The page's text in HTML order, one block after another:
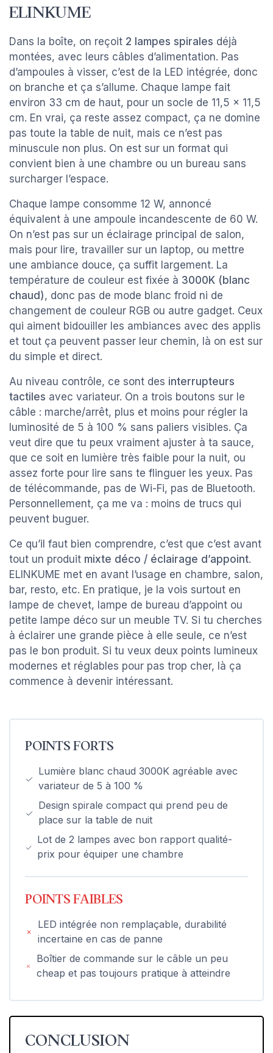
ELINKUME
Dans la boîte, on reçoit 2 lampes spirales déjà
montées, avec leurs câbles d’alimentation. Pas
d’ampoules à visser, c’est de la LED intégrée, donc
on branche et ça s’allume. Chaque lampe fait
environ 33 cm de haut, pour un socle de 11,5 x 11,5
cm. En vrai, ça reste assez compact, ça ne domine
pas toute la table de nuit, mais ce n’est pas
minuscule non plus. On est sur un format qui
convient bien à une chambre ou un bureau sans
surcharger l’espace.
Chaque lampe consomme 12 W, annoncé
équivalent à une ampoule incandescente de 60 W.
On n’est pas sur un éclairage principal de salon,
mais pour lire, travailler sur un laptop, ou mettre
une ambiance douce, ça suffit largement. La
température de couleur est fixée à 3000K (blanc
chaud), donc pas de mode blanc froid ni de
changement de couleur RGB ou autre gadget. Ceux
qui aiment bidouiller les ambiances avec des applis
et tout ça peuvent passer leur chemin, là on est sur
du simple et direct.
Au niveau contrôle, ce sont des interrupteurs
tactiles avec variateur. On a trois boutons sur le
câble : marche/arrêt, plus et moins pour régler la
luminosité de 5 à 100 % sans paliers visibles. Ça
veut dire que tu peux vraiment ajuster à ta sauce,
que ce soit en lumière très faible pour la nuit, ou
assez forte pour lire sans te flinguer les yeux. Pas
de télécommande, pas de Wi-Fi, pas de Bluetooth.
Personnellement, ça me va : moins de trucs qui
peuvent buguer.
Ce qu’il faut bien comprendre, c’est que c’est avant
tout un produit mixte déco / éclairage d’appoint.
ELINKUME met en avant l’usage en chambre, salon,
bar, resto, etc. En pratique, je la vois surtout en
lampe de chevet, lampe de bureau d’appoint ou
petite lampe déco sur un meuble TV. Si tu cherches
à éclairer une grande pièce à elle seule, ce n’est
pas le bon produit. Si tu veux deux points lumineux
modernes et réglables pour pas trop cher, là ça
commence à devenir intéressant.
POINTS FORTS
Lumière blanc chaud 3000K agréable avec
variateur de 5 à 100 %
Design spirale compact qui prend peu de
place sur la table de nuit
Lot de 2 lampes avec bon rapport qualité-
prix pour équiper une chambre
POINTS FAIBLES
LED intégrée non remplaçable, durabilité
incertaine en cas de panne
Boîtier de commande sur le câble un peu
cheap et pas toujours pratique à atteindre
CONCLUSION